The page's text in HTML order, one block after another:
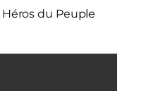
du Peuple